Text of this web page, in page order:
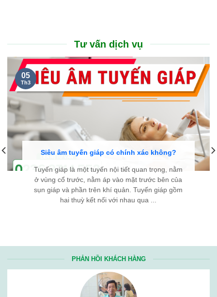
Tư vấn dịch vụ
Siêu âm tuyến giáp có chính xác không?
Tuyến giáp là một tuyến nội tiết quan trọng, nằm
ở vùng cổ trước, nằm áp vào mặt trước bên của
sụn giáp và phần trên khí quản. Tuyến giáp gồm
hai thuỳ kết nối với nhau qua ...
05
Th3
PHẢN HỒI KHÁCH HÀNG